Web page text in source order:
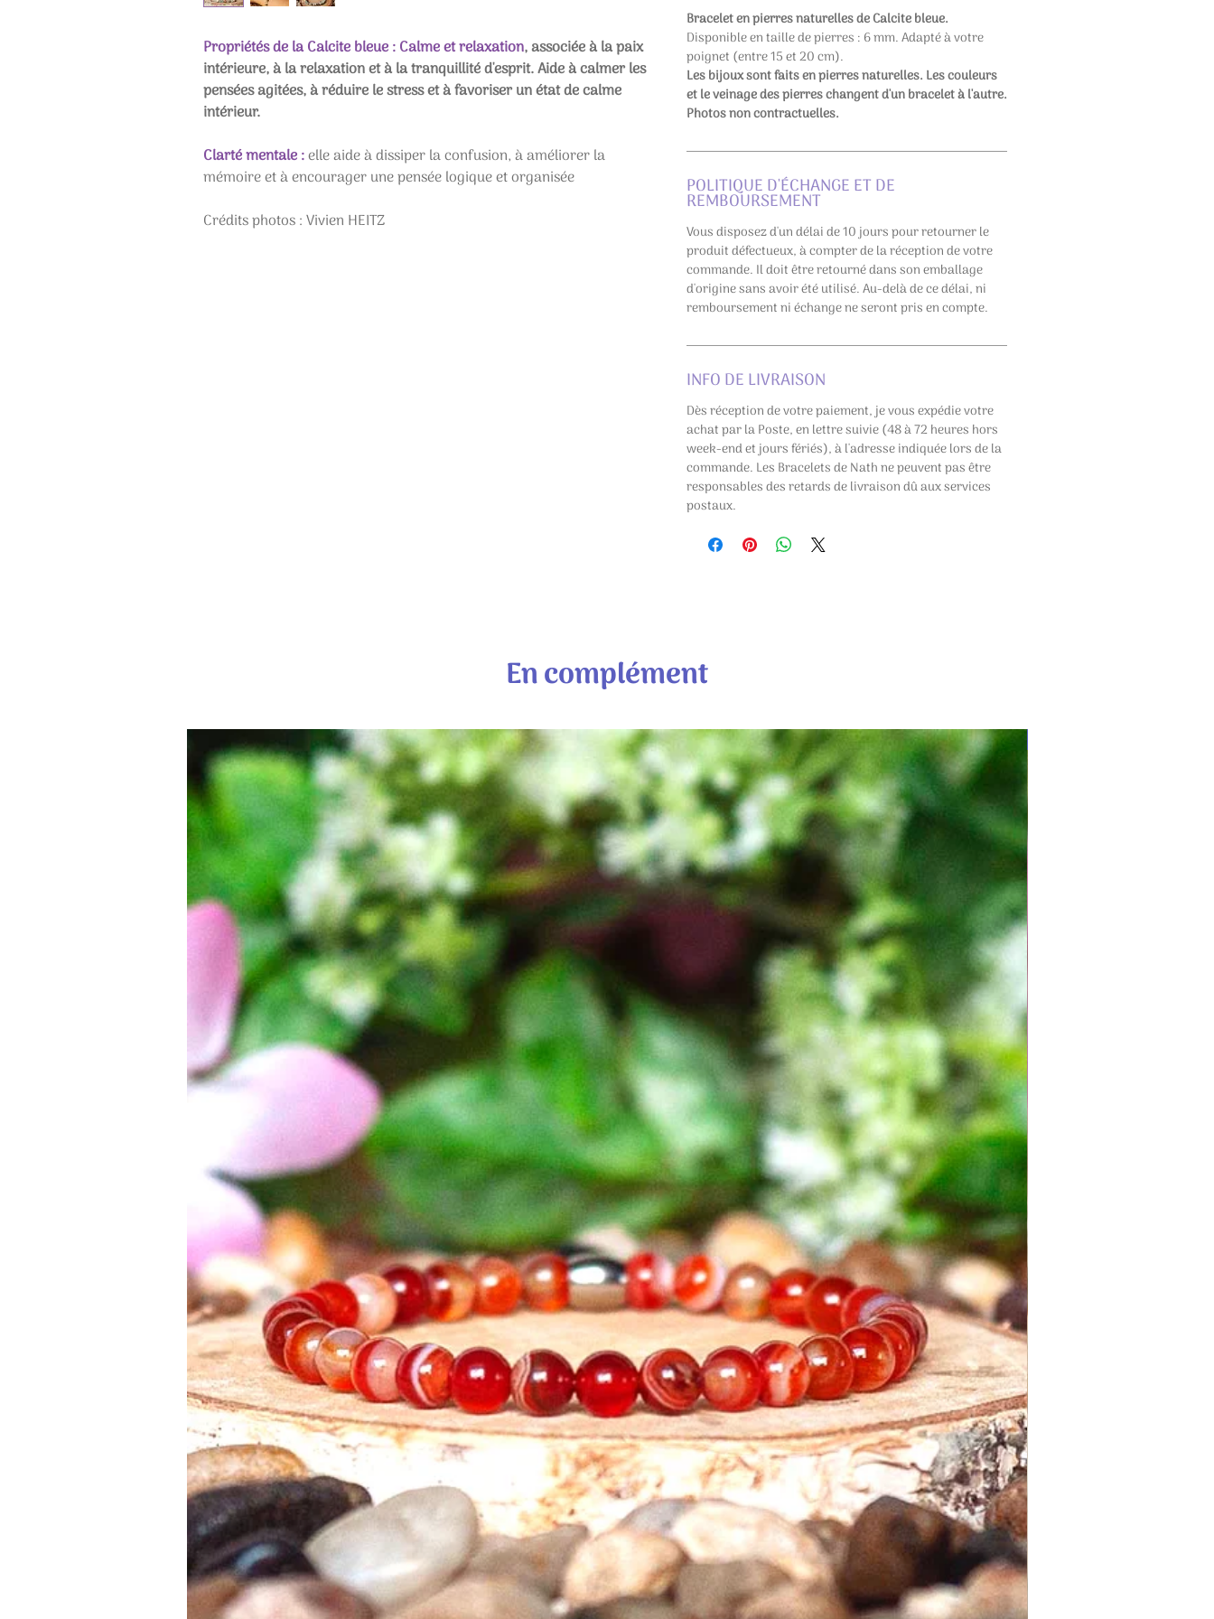
Propriétés de la Calcite bleue : Calme et relaxation, associée à la paix
intérieure, à la relaxation et à la tranquillité d'esprit. Aide à calmer les
pensées agitées, à réduire le stress et à favoriser un état de calme
intérieur.
Clarté mentale :elle aide à dissiper la confusion, à améliorer la
mémoire et à encourager une pensée logique et organisée
Crédits photos : Vivien HEITZ
Bracelet en pierres naturelles de Calcite bleue.
Disponible en taille de pierres : 6 mm. Adapté à votre
poignet (entre 15 et 20 cm).
Les bijoux sont faits en pierres naturelles. Les couleurs
et le veinage des pierres changent d'un bracelet à l'autre.
Photos non contractuelles.
POLITIQUE D'ÉCHANGE ET DE
REMBOURSEMENT
Vous disposez d'un délai de 10 jours pour retourner le
produit défectueux, à compter de la réception de votre
commande. Il doit être retourné dans son emballage
d'origine sans avoir été utilisé. Au-delà de ce délai, ni
remboursement ni échange ne seront pris en compte.
INFO DE LIVRAISON
Dès réception de votre paiement, je vous expédie votre
achat par la Poste, en lettre suivie (48 à 72 heures hors
week-end et jours fériés), à l'adresse indiquée lors de la
commande. Les Bracelets de Nath ne peuvent pas être
responsables des retards de livraison dû aux services
postaux.
En complément